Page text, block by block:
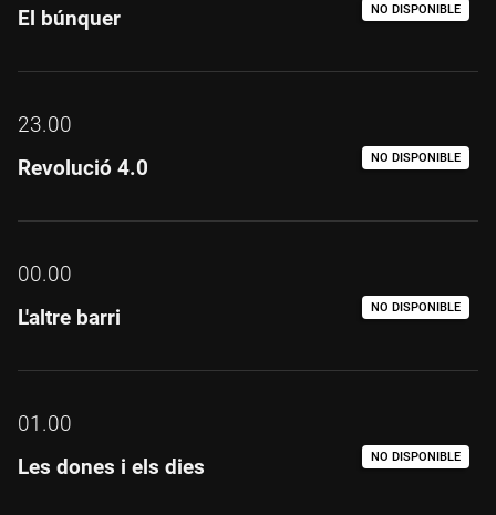
NO DISPONIBLE
El búnquer
23.00
NO DISPONIBLE
Revolució 4.0
00.00
NO DISPONIBLE
L'altre barri
01.00
NO DISPONIBLE
Les dones i els dies